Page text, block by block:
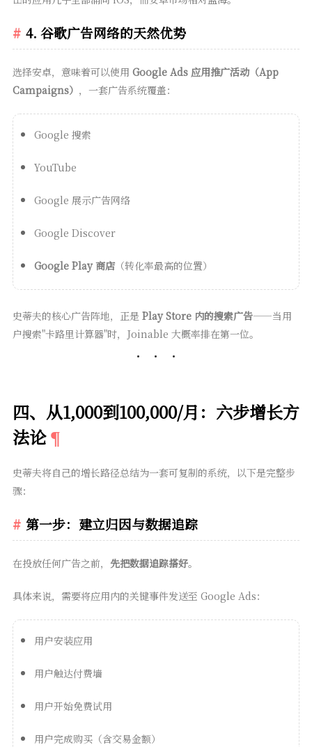
4. 谷歌广告网络的天然优势
选择安卓，意味着可以使用 Google Ads 应用推广活动（App
Campaigns） ，一套广告系统覆盖：
Google 搜索
YouTube
Google 展示广告网络
Google Discover
Google Play 商店（转化率最高的位置）
史蒂夫的核心广告阵地，正是 Play Store 内的搜索广告——当用
户搜索"卡路里计算器"时，Joinable 大概率排在第一位。
四、从1,000到100,000/月：六步增长方
法论
史蒂夫将自己的增长路径总结为一套可复制的系统，以下是完整步
骤：
第一步：建立归因与数据追踪
在投放任何广告之前， 先把数据追踪搭好。
具体来说，需要将应用内的关键事件发送至 Google Ads：
用户安装应用
用户触达付费墙
用户开始免费试用
用户完成购买（含交易金额）